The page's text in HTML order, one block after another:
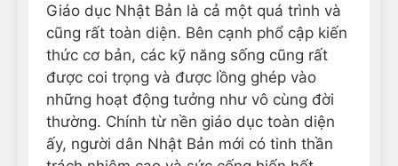
Giáo dục Nhật Bản là cả một quá trình và
cũng rất toàn diện. Bên cạnh phổ cập kiến
thức cơ bản, các kỹ năng sống cũng rất
được coi trọng và được lồng ghép vào
những hoạt động tưởng như vô cùng đời
thường. Chính từ nền giáo dục toàn diện
ấy, người dân Nhật Bản mới có tinh thần